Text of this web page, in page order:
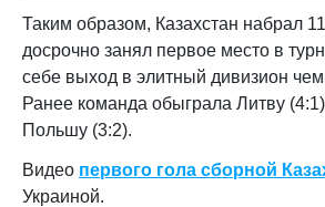
Таким образом, Казахстан набрал
досрочно занял первое место в
себе выход в элитный дивизион
Ранее команда обыграла Литву
Польшу (3:2).
Видео первого гола сборной
Украиной.